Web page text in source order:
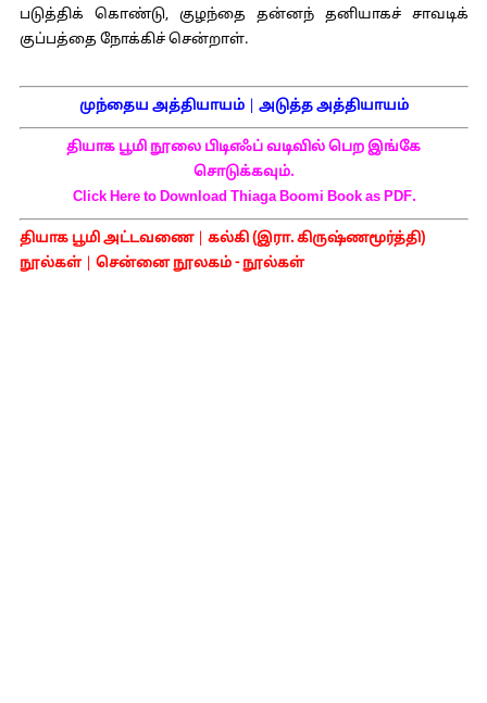
படுத்திக் கொண்டு, குழந்தை தன்னந் தனியாகச் சாவடிக்
குப்பத்தை நோக்கிச் சென்றாள்.
முந்தைய அத்தியாயம்| அடுத்த அத்தியாயம்
தியாக பூமி நூலை பிடிஎஃப் வடிவில் பெற இங்கே
சொடுக்கவும்.
Click Here to Download Thiaga Boomi Book as PDF.
தியாக பூமி அட்டவணை| கல்கி (இரா. கிருஷ்ணமூர்த்தி)
நூல்கள்| சென்னை நூலகம் - நூல்கள்